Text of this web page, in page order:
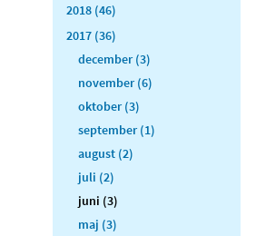
2018 (46)
2017 (36)
december (3)
november (6)
oktober (3)
september (1)
august (2)
juli (2)
juni (3)
maj (3)